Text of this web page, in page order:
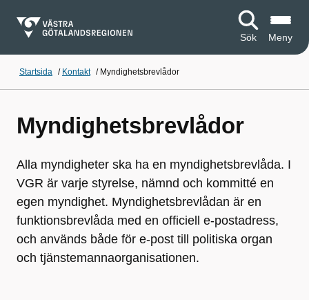
Sök Meny
Startsida / Kontakt / Myndighetsbrevlådor
Myndighetsbrevlådor
Alla myndigheter ska ha en myndighetsbrevlåda. I
VGR är varje styrelse, nämnd och kommitté en
egen myndighet. Myndighetsbrevlådan är en
funktionsbrevlåda med en officiell e-postadress,
och används både för e-post till politiska organ
och tjänstemannaorganisationen.